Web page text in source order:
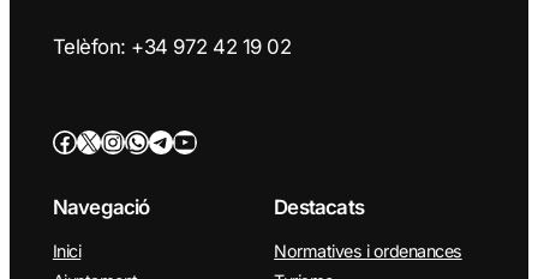
Telèfon: +34 972 42 19 02
Facebook Twitter/X InstagramWhatsApp TelegramYouTube
Navegació
Inici
Destacats
Normatives i ordenances